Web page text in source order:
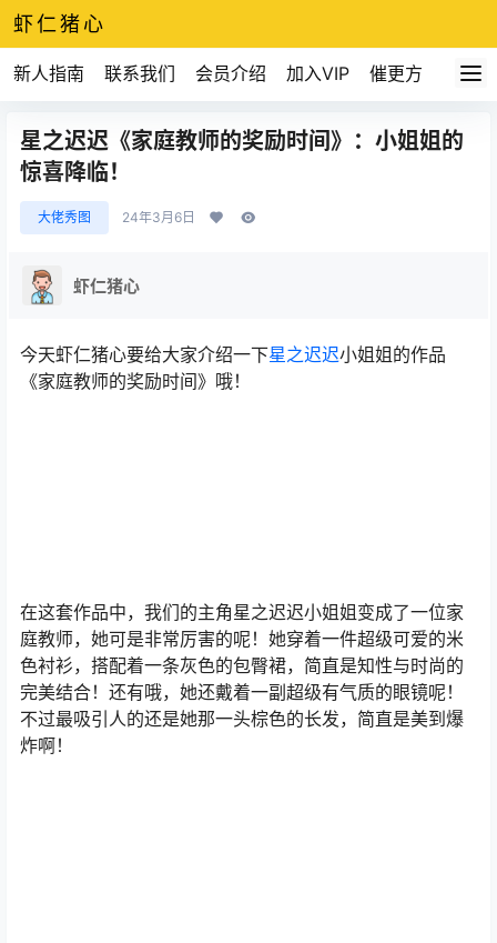
虾仁猪心
新人指南 联系我们 会员介绍 加入VIP 催更方式
星之迟迟《家庭教师的奖励时间》：小姐姐的
惊喜降临！
大佬秀图 24年3月6日
虾仁猪心
今天虾仁猪心要给大家介绍一下星之迟迟小姐姐的作品
《家庭教师的奖励时间》哦！
在这套作品中，我们的主角星之迟迟小姐姐变成了一位家
庭教师，她可是非常厉害的呢！她穿着一件超级可爱的米
色衬衫，搭配着一条灰色的包臀裙，简直是知性与时尚的
完美结合！还有哦，她还戴着一副超级有气质的眼镜呢！
不过最吸引人的还是她那一头棕色的长发，简直是美到爆
炸啊！